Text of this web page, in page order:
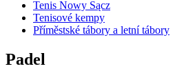
Tenis Nowy Sącz
Tenisové kempy
Příměstské tábory a letní tábory
Padel